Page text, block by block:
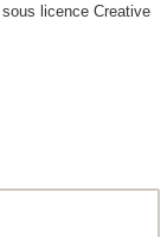
licence Creative